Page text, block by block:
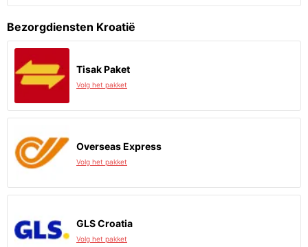
Bezorgdiensten Kroatië
Tisak Paket
Volg het pakket
Overseas Express
Volg het pakket
GLS Croatia
Volg het pakket